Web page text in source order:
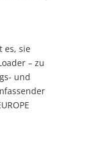
es, sie
– zu
und